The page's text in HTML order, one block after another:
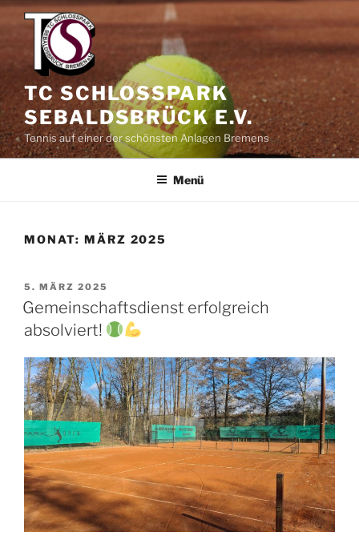
Zum
Inhalt
springen
TC SCHLOSSPARK
SEBALDSBRÜCK E.V.
Tennis auf einer der schönsten Anlagen Bremens
Menü
MONAT: MÄRZ 2025
VERÖFFENTLICHT
AM
5. MÄRZ 2025
Gemeinschaftsdienst erfolgreich
absolviert!